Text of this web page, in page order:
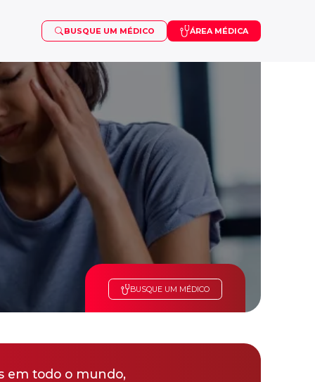
OSTEOPOROSE
PUBERDADE PRECOCE
SARCOMA
TDAH
BUSQUE UM MÉDICO ÁREA MÉDICA
BUSQUE UM MÉDICO
em todo o mundo,